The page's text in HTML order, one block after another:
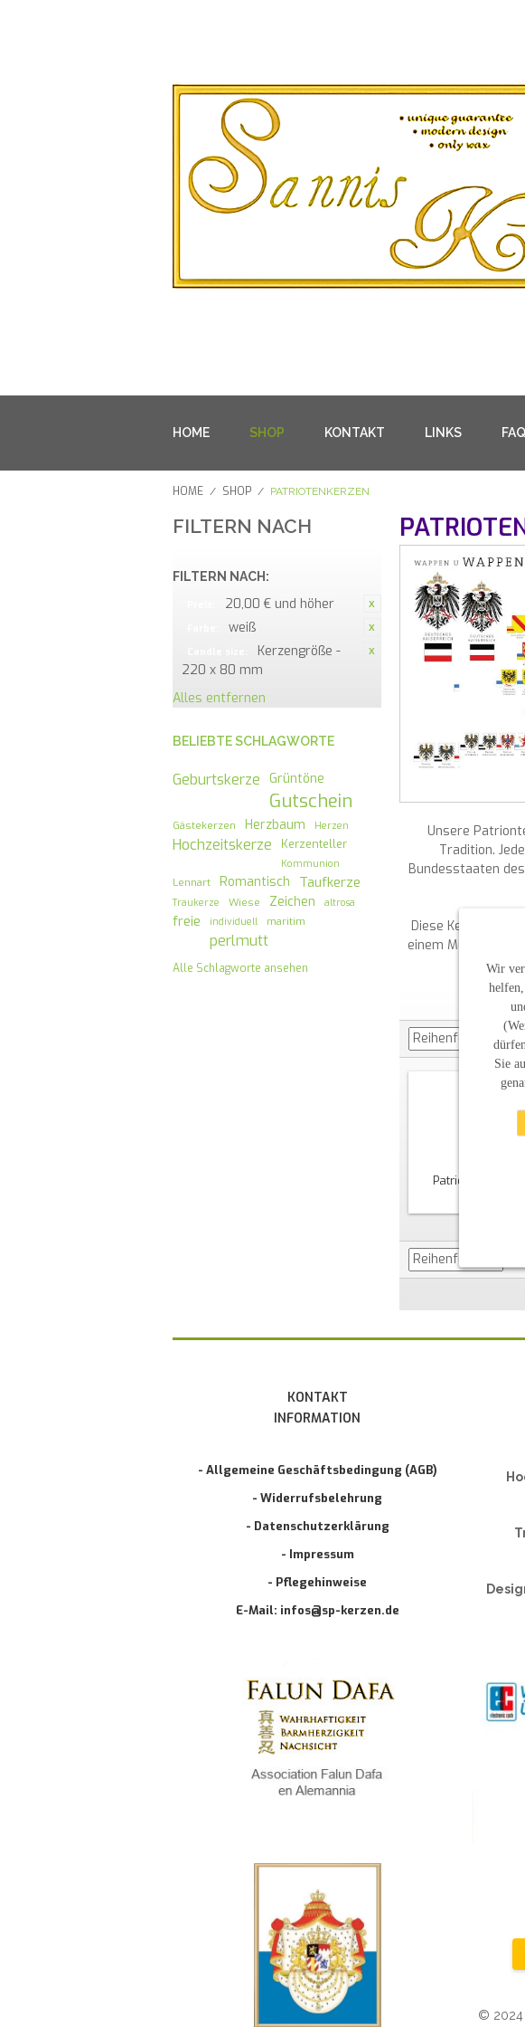
HOME SHOP KONTAKT LINKS FAQ
HOME / SHOP / PATRIOTENKERZEN
FILTERN NACH
FILTERN NACH:
20,00 € und höher
weiß
Kerzengröße -
220 x 80 mm
Alles entfernen
Unsere
Tradition.
Bundesstaaten
Diese Kerzen sind
einem Museum
Patriotenkerze
BELIEBTE SCHLAGWORTE
Geburtskerze Grüntöne
Gutschein
Gästekerzen Herzbaum Herzen
Hochzeitskerze Kerzenteller
Kommunion
Lennart Romantisch Taufkerze
Traukerze Wiese Zeichen altrosa
freie individuell maritim
perlmutt
Alle Schlagworte ansehen
KONTAKT
INFORMATION
- Allgemeine Geschäftsbedingung (AGB)
- Widerrufsbelehrung
- Datenschutzerklärung
- Impressum
- Pflegehinweise
E-Mail: infos@sp-kerzen.de
© 2024
Wir
Sie